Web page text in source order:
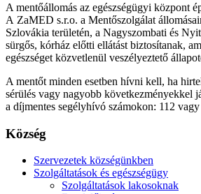
A mentőállomás az egészségügyi központ
A ZaMED s.r.o. a Mentőszolgálat
Szlovákia területén, a Nagyszombati és
sürgős, kórház előtti ellátást biztosítanak,
egészséget közvetlenül veszélyeztető
A mentőt minden esetben hívni kell, ha
sérülés vagy nagyobb következményekkel
a díjmentes segélyhívó számokon: 112
Község
Szervezetek községünkben
Szolgáltatások és egészségügy
Szolgáltatások lakosoknak